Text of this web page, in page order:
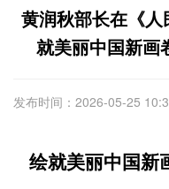
黄润秋部长在《
就美丽中国新画
发布时间：2026-05-25
绘就美丽中国新